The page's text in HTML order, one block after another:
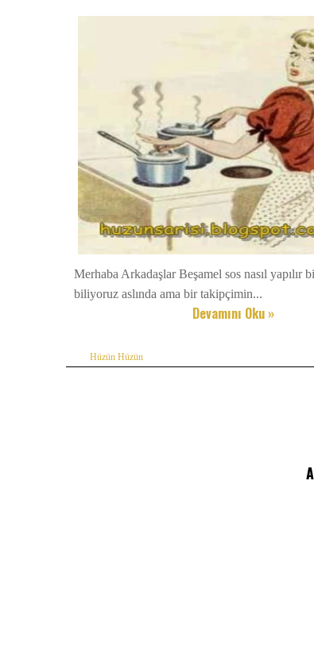
Merhaba Arkadaşlar Beşamel sos nasıl yapılır
biliyoruz aslında ama bir takipçimin...
Devamını Oku »
Hüzün Hüzün